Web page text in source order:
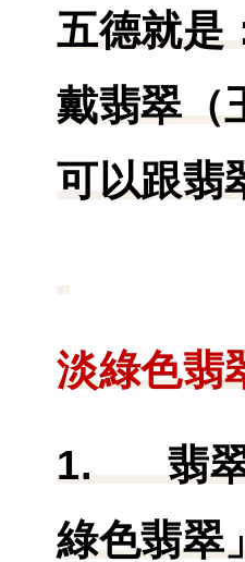
五德就是
戴翡翠（
可以跟翡
淡綠色翡
1. 翡
綠色翡翠